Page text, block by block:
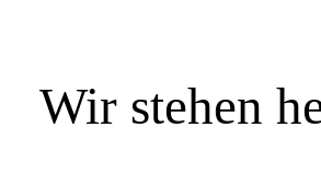
Wir stehen